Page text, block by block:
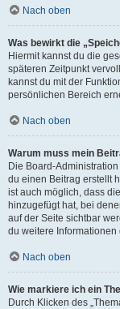
Nach oben
Was bewirkt die
Hiermit kannst du die
späteren Zeitpunkt
kannst du mit der
persönlichen Bereich
Nach oben
Warum muss mein
Die Board-
du einen Beitrag erstellt
ist auch möglich, dass
hinzugefügt hat, bei
auf der Seite sichtbar
du weitere Informationen
Nach oben
Wie markiere ich ein
Durch Klicken des